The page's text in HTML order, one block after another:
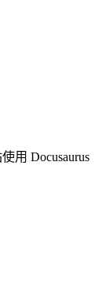
用 Docusaurus